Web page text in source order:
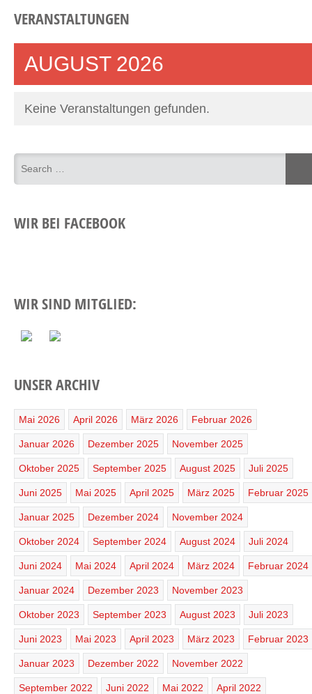
VERANSTALTUNGEN
AUGUST 2026
Keine Veranstaltungen gefunden.
WIR BEI FACEBOOK
WIR SIND MITGLIED:
UNSER ARCHIV
Mai 2026 April 2026 März 2026 Februar 2026
Januar 2026 Dezember 2025 November 2025
Oktober 2025 September 2025 August 2025 Juli 2025
Juni 2025 Mai 2025 April 2025 März 2025 Februar 2025
Januar 2025 Dezember 2024 November 2024
Oktober 2024 September 2024 August 2024 Juli 2024
Juni 2024 Mai 2024 April 2024 März 2024 Februar 2024
Januar 2024 Dezember 2023 November 2023
Oktober 2023 September 2023 August 2023 Juli 2023
Juni 2023 Mai 2023 April 2023 März 2023 Februar 2023
Januar 2023 Dezember 2022 November 2022
September 2022 Juni 2022 Mai 2022 April 2022